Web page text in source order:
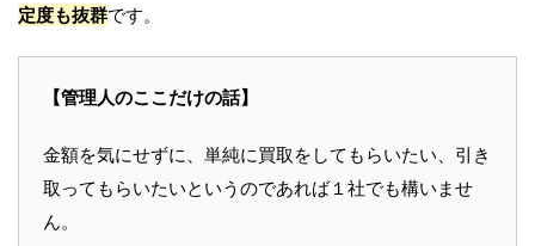
定度も抜群です。
【管理人のここだけの話】
金額を気にせずに、単純に買取をしてもらいたい、引き
取ってもらいたいというのであれば１社でも構いませ
ん。